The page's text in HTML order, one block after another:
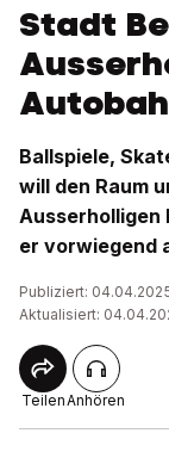
Stadt
Ballspiele,
will den Raum
Ausserholligen
er vorwiegend
Publiziert:
Aktualisiert:
TeilenAnhören